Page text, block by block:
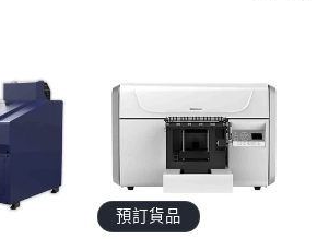
預訂貨品